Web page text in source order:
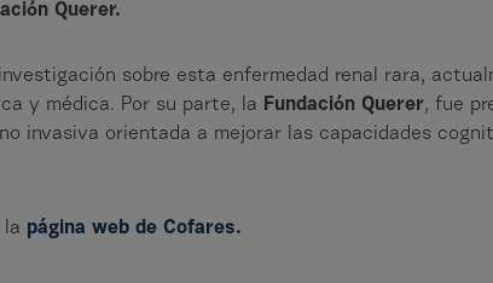
Querer.
sobre esta enfermedad renal rara,
y médica. Por su parte, la Fundación Querer, fue
invasiva orientada a mejorar las capacidades
la página web de Cofares.